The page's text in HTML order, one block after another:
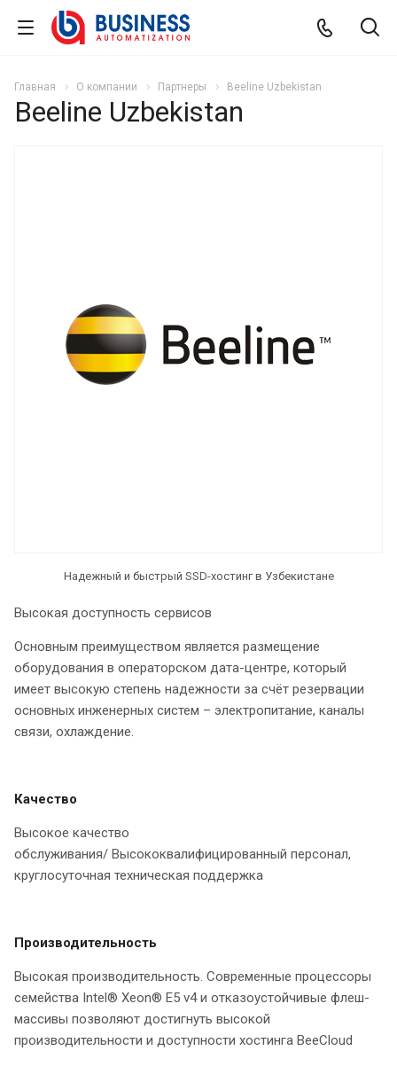
Главная О компании Партнеры Beeline Uzbekistan
Beeline Uzbekistan
Надежный и быстрый SSD-хостинг в Узбекистане
Высокая доступность сервисов
Основным преимуществом является размещение
оборудования в операторском дата-центре, который
имеет высокую степень надежности за счёт резервации
основных инженерных систем – электропитание, каналы
связи, охлаждение.
Качество
Высокое качество
обслуживания/ Высококвалифицированный персонал,
круглосуточная техническая поддержка
Производительность
Высокая производительность. Современные процессоры
семейства Intel® Xeon® E5 v4 и отказоустойчивые флеш-
массивы позволяют достигнуть высокой
производительности и доступности хостинга BeeCloud